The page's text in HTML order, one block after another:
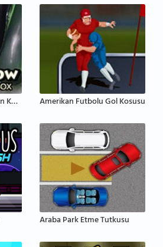
Alexia Crow: Pandora'nın Kutusu Amerikan Futbolu Gol Kosusu
Araba Park Etme Tutkusu